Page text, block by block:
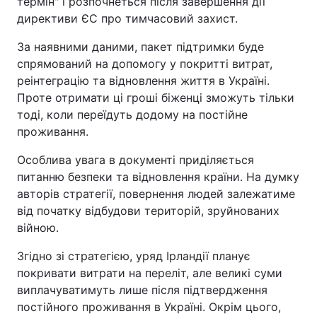
директиви ЄС про тимчасовий захист.
За наявними даними, пакет підтримки буде
спрямований на допомогу у покритті витрат,
реінтеграцію та відновлення життя в Україні.
Проте отримати ці гроші біженці зможуть тільки
тоді, коли переїдуть додому на постійне
проживання.
Особлива увага в документі приділяється
питанню безпеки та відновлення країни. На думку
авторів стратегії, повернення людей залежатиме
від початку відбудови територій, зруйнованих
війною.
Згідно зі стратегією, уряд Ірландії планує
покривати витрати на переліт, але великі суми
виплачуватимуть лише після підтвердження
постійного проживання в Україні. Окрім цього,